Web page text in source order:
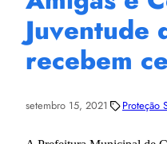
Juventude
recebem
setembro 15, 2021 Proteção